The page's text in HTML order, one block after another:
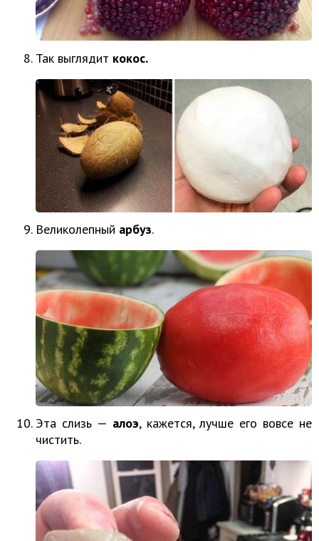
Так выглядит кокос.
Великолепный арбуз.
Эта слизь — алоэ, кажется, лучше его вовсе не
чистить.